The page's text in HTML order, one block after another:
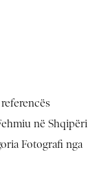
në Shqipëri
Fotografi nga